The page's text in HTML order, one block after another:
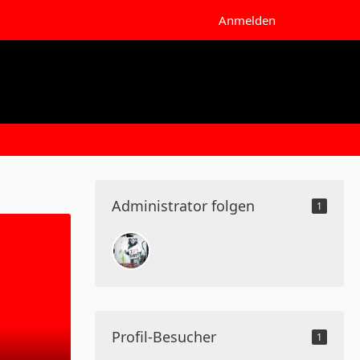
Anmelden
Administrator folgen 1
Profil-Besucher 1